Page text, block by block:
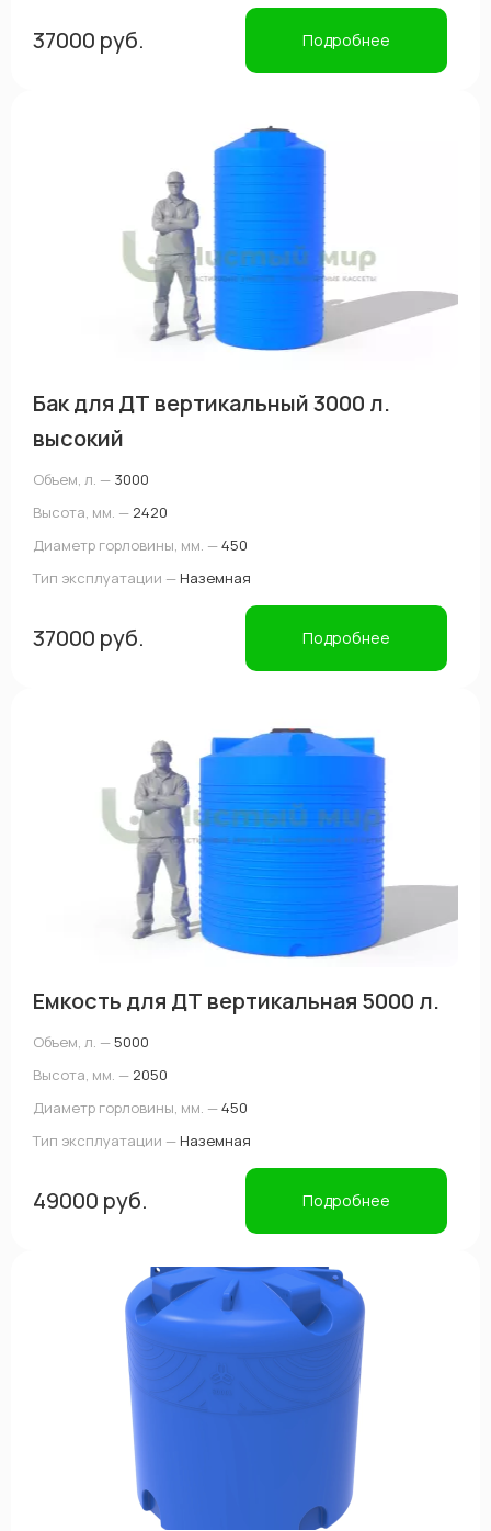
37000 руб. Подробнее
Бак для ДТ вертикальный 3000 л.
высокий
Объем, л. — 3000
Высота, мм. — 2420
Диаметр горловины, мм. —450
Тип эксплуатации — Наземная
37000 руб. Подробнее
Емкость для ДТ вертикальная 5000 л.
Объем, л. —5000
Высота, мм. — 2050
Диаметр горловины, мм. —450
Тип эксплуатации — Наземная
49000 руб. Подробнее